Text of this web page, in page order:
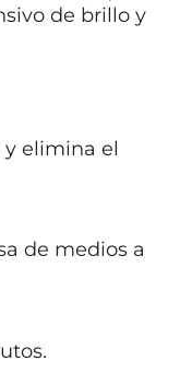
de brillo y
elimina el
de medios a